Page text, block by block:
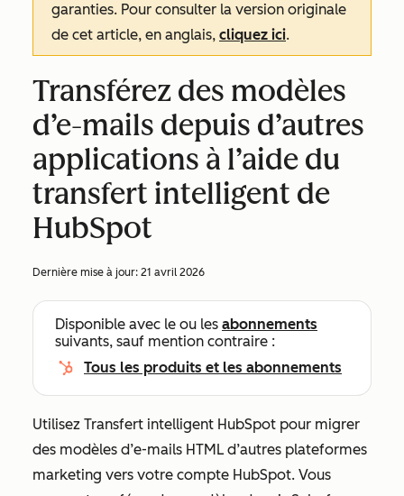
garanties. Pour consulter la version originale
de cet article, en anglais, cliquez ici.
Transférez des modèles
d’e-mails depuis d’autres
applications à l’aide du
transfert intelligent de
HubSpot
Dernière mise à jour: 21 avril 2026
Disponible avec le ou les abonnements
suivants, sauf mention contraire :
Tous les produits et les abonnements
Utilisez Transfert intelligent HubSpot pour migrer
des modèles d’e-mails HTML d’autres plateformes
marketing vers votre compte HubSpot. Vous